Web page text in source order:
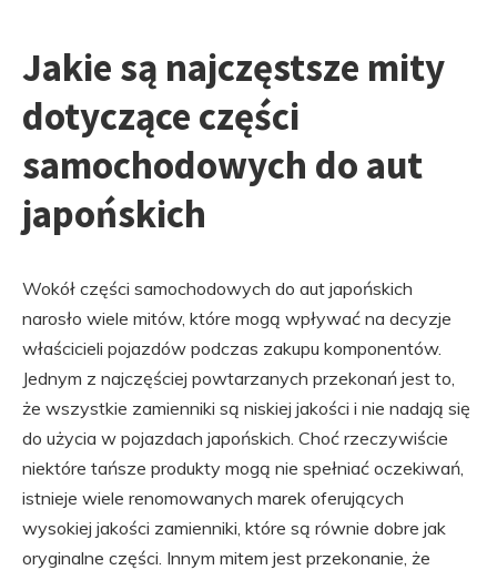
Jakie są najczęstsze mity
dotyczące części
samochodowych do aut
japońskich
Wokół części samochodowych do aut japońskich
narosło wiele mitów, które mogą wpływać na decyzje
właścicieli pojazdów podczas zakupu komponentów.
Jednym z najczęściej powtarzanych przekonań jest to,
że wszystkie zamienniki są niskiej jakości i nie nadają się
do użycia w pojazdach japońskich. Choć rzeczywiście
niektóre tańsze produkty mogą nie spełniać oczekiwań,
istnieje wiele renomowanych marek oferujących
wysokiej jakości zamienniki, które są równie dobre jak
oryginalne części. Innym mitem jest przekonanie, że